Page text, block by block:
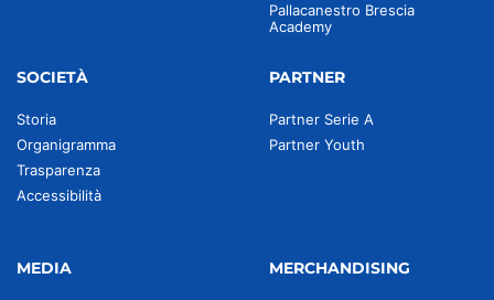
Pallacanestro Brescia
Academy
SOCIETÀ
Storia
Organigramma
Trasparenza
Accessibilità
PARTNER
Partner Serie A
Partner Youth
MEDIA MERCHANDISING